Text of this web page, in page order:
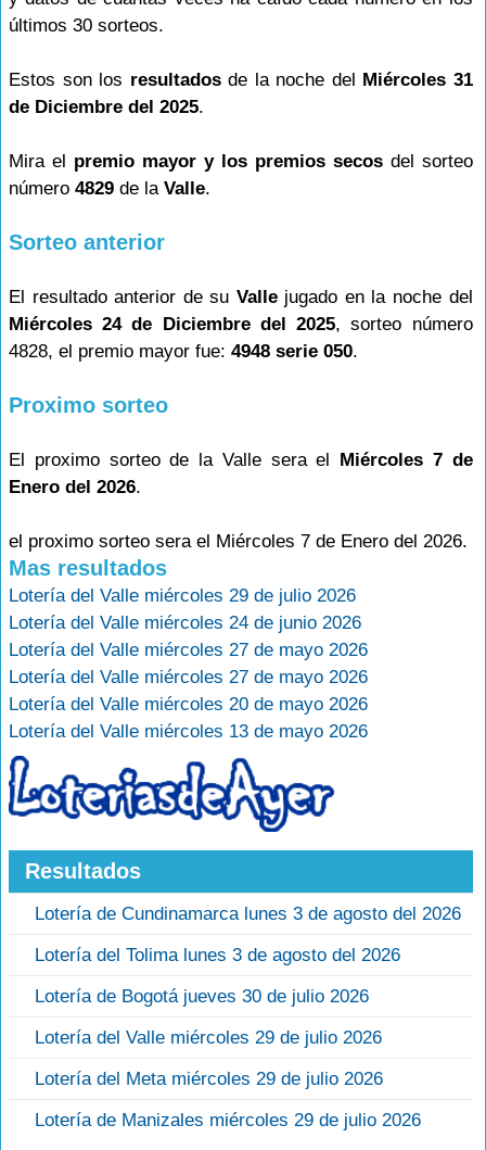
últimos 30 sorteos.
Estos son los resultadosde la noche del Miércoles 31
de Diciembre del 2025.
Mira el premio mayor y los premios secosdel sorteo
número 4829 de la Valle.
Sorteo anterior
El resultado anterior de su Vallejugado en la noche del
Miércoles 24 de Diciembre del 2025, sorteo número
4828, el premio mayor fue: 4948 serie 050.
Proximo sorteo
El proximo sorteo de la Valle sera el Miércoles 7 de
Enero del 2026.
el proximo sorteo sera el Miércoles 7 de Enero del 2026.
Mas resultados
Lotería del Valle miércoles 29 de julio 2026
Lotería del Valle miércoles 24 de junio 2026
Lotería del Valle miércoles 27 de mayo 2026
Lotería del Valle miércoles 27 de mayo 2026
Lotería del Valle miércoles 20 de mayo 2026
Lotería del Valle miércoles 13 de mayo 2026
Resultados
Lotería de Cundinamarca lunes 3 de agosto del 2026
Lotería del Tolima lunes 3 de agosto del 2026
Lotería de Bogotá jueves 30 de julio 2026
Lotería del Valle miércoles 29 de julio 2026
Lotería del Meta miércoles 29 de julio 2026
Lotería de Manizales miércoles 29 de julio 2026